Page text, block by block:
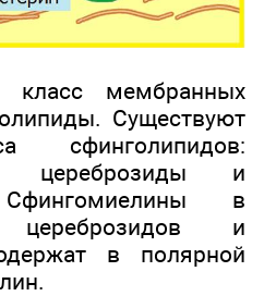
класс мембранных
Существуют
сфинголипидов:
цереброзиды и
в
и
в полярной